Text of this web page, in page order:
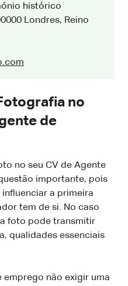
histórico
Londres, Reino
no
de
no seu CV de Agente
importante, pois
a primeira
tem de si. No caso
foto pode transmitir
qualidades essenciais
emprego não exigir uma